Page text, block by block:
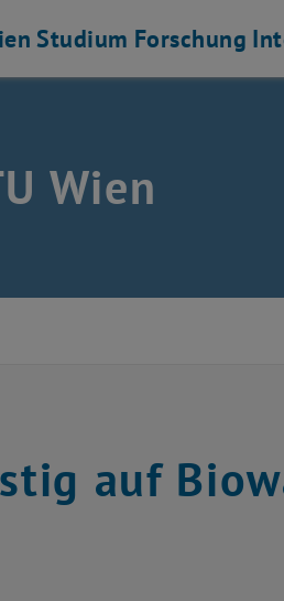
Studium Forschung
Wien
auf